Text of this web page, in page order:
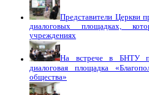
Представители Церкви
диалоговых площадках,
учреждениях
На встрече в БНТУ
диалоговая площадка
общества»